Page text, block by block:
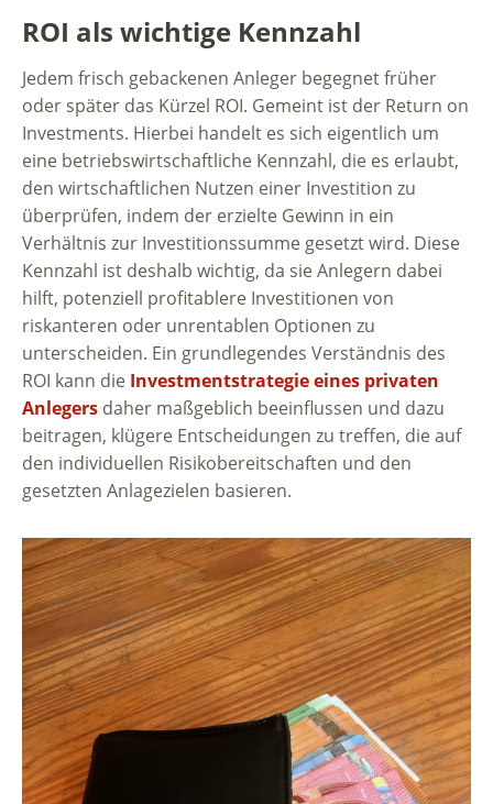
ROI als wichtige Kennzahl
Jedem frisch gebackenen Anleger begegnet früher
oder später das Kürzel ROI. Gemeint ist der Return on
Investments. Hierbei handelt es sich eigentlich um
eine betriebswirtschaftliche Kennzahl, die es erlaubt,
den wirtschaftlichen Nutzen einer Investition zu
überprüfen, indem der erzielte Gewinn in ein
Verhältnis zur Investitionssumme gesetzt wird. Diese
Kennzahl ist deshalb wichtig, da sie Anlegern dabei
hilft, potenziell profitablere Investitionen von
riskanteren oder unrentablen Optionen zu
unterscheiden. Ein grundlegendes Verständnis des
ROI kann die Investmentstrategie eines privaten
Anlegers daher maßgeblich beeinflussen und dazu
beitragen, klügere Entscheidungen zu treffen, die auf
den individuellen Risikobereitschaften und den
gesetzten Anlagezielen basieren.